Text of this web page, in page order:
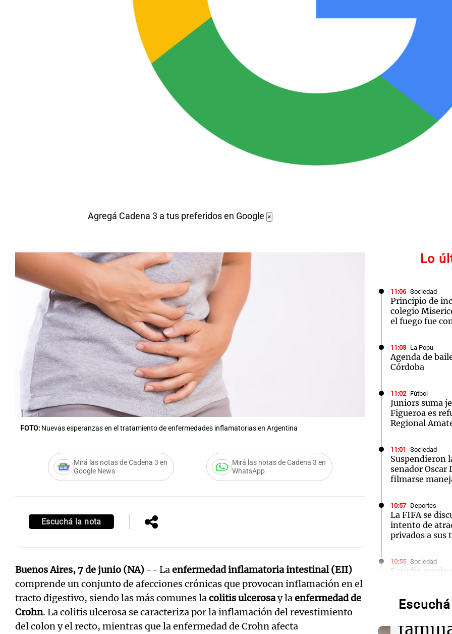
Agregá Cadena 3 a tus preferidos en Google ×
FOTO: Nuevas esperanzas en el tratamiento de enfermedades inflamatorias en Argentina
Mirá las notas de Cadena 3 en
Google News
Mirá las notas de Cadena 3 en
WhatsApp
Escuchá la nota
Buenos Aires, 7 de junio (NA) -- La enfermedad inflamatoria intestinal (EII)
comprende un conjunto de afecciones crónicas que provocan inflamación en el
tracto digestivo, siendo las más comunes la colitis ulcerosay la enfermedad de
Crohn. La colitis ulcerosa se caracteriza por la inflamación del revestimiento
del colon y el recto, mientras que la enfermedad de Crohn afecta
Lo
11:06 Sociedad
Principio de
colegio
el fuego fue
11:03 La Popu
Agenda de
Córdoba
11:02 Fútbol
Juniors suma
Figueroa es
Regional
11:01 Sociedad
Suspendieron
senador Oscar
filmarse
10:57 Deportes
La FIFA se
intento de
privados a sus
10:55 Sociedad
Estudio revela
A 13 años de
Audio.
2141,
Audio.